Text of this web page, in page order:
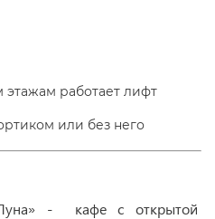
этажам работает лифт
или без него
- кафе с открытой